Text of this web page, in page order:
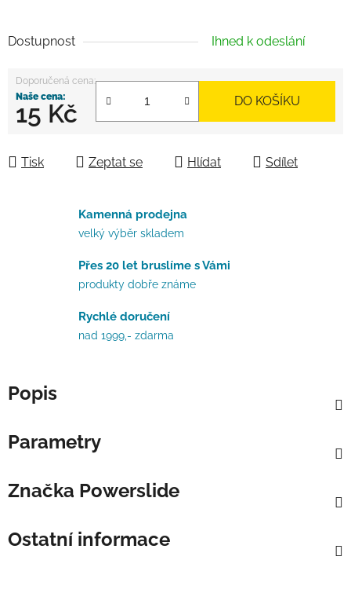
Dostupnost Ihned k odeslání
15 Kč DO KOŠÍKU
Tisk Zeptat se Hlídat Sdílet
Kamenná prodejna
velký výběr skladem
Přes 20 let bruslíme s Vámi
produkty dobře známe
Rychlé doručení
nad 1999,- zdarma
Popis
Parametry
Značka Powerslide
Ostatní informace